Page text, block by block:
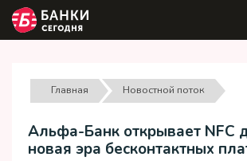
Главная Новостной поток
Альфа-Банк открывает NFC
новая эра бесконтактных